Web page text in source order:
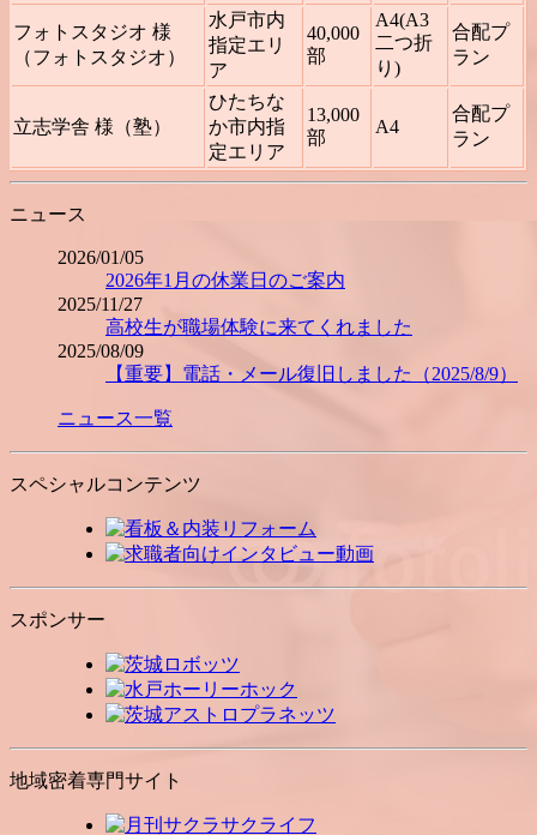
フォトスタジオ 様
（フォトスタジオ）
水戸市内
指定エリ
ア
40,000
部
A4(A3
二つ折
り)
合配プ
ラン
立志学舎 様（塾）
ひたちな
か市内指
定エリア
13,000
部
A4
合配プ
ラン
ニュース
2026/01/05
2026年1月の休業日のご案内
2025/11/27
高校生が職場体験に来てくれました
2025/08/09
【重要】電話・メール復旧しました（2025/8/9）
ニュース一覧
スペシャルコンテンツ
スポンサー
地域密着専門サイト